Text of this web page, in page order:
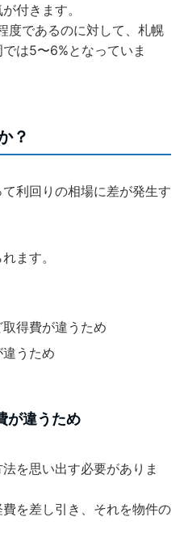
付きます。
度であるのに対して、札幌
は5〜6%となっていま
？
利回りの相場に差が発生す
ます。
得費が違うため
うため
が違うため
を思い出す必要がありま
を差し引き、それを物件の